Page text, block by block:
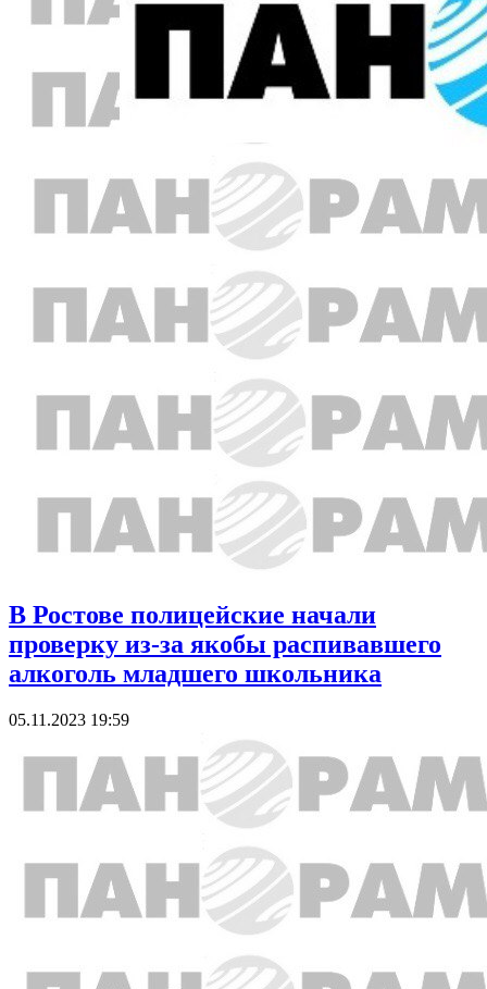
В Ростове полицейские начали
проверку из-за якобы распивавшего
алкоголь младшего школьника
05.11.2023 19:59